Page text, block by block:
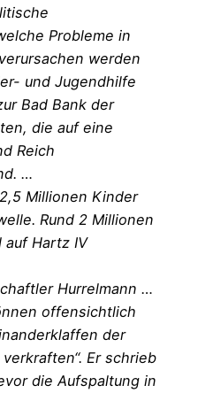
Probleme in
werden
und Jugendhilfe
Bad Bank der
die auf eine
Reich
…
Millionen Kinder
Rund 2 Millionen
auf Hartz IV
Hurrelmann …
offensichtlich
der
Er schrieb
die Aufspaltung in